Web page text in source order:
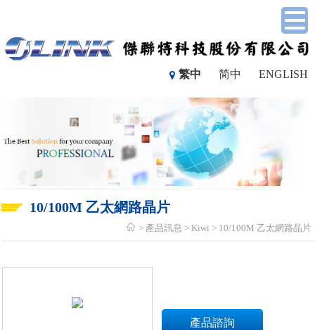
ENGLISH
简中
繁中
10/100M 乙太網路晶片
產品訊息 Kiwi 10/100M 乙太網路晶片
產品諮詢